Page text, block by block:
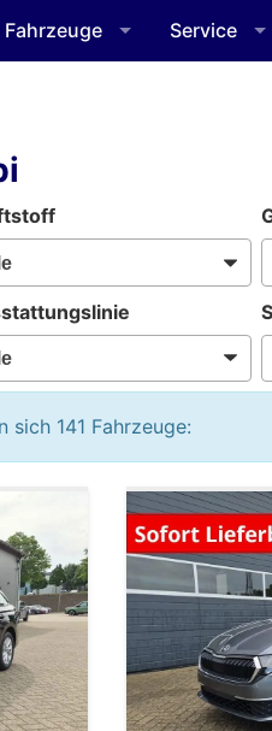
Fahrzeuge Service
sich 141 Fahrzeuge: